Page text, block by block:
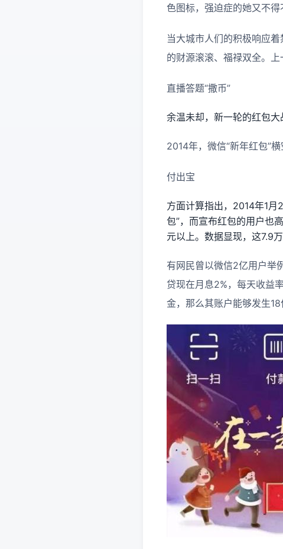
色图标，强迫症的她又不得
当大城市人们的积极响应
的财源滚滚、福禄双全。上
直播答题“撒币”
余温未却，新一轮的红包大
2014年，微信“新年红包”
付出宝
方面计算指出，2014年1月
包”，而宣布红包的用户也
元以上。数据显现，这7.9
有网民曾以微信2亿用户举
贷现在月息2%，每天收益
金，那么其账户能够发生18